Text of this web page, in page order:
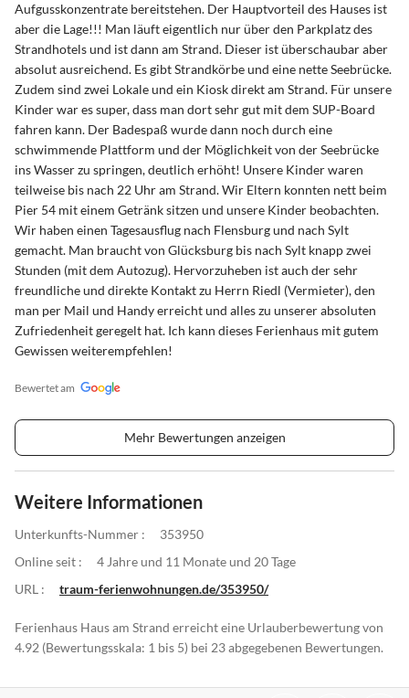
Aufgusskonzentrate bereitstehen. Der Hauptvorteil des Hauses ist
aber die Lage!!! Man läuft eigentlich nur über den Parkplatz des
Strandhotels und ist dann am Strand. Dieser ist überschaubar aber
absolut ausreichend. Es gibt Strandkörbe und eine nette Seebrücke.
Zudem sind zwei Lokale und ein Kiosk direkt am Strand. Für unsere
Kinder war es super, dass man dort sehr gut mit dem SUP-Board
fahren kann. Der Badespaß wurde dann noch durch eine
schwimmende Plattform und der Möglichkeit von der Seebrücke
ins Wasser zu springen, deutlich erhöht! Unsere Kinder waren
teilweise bis nach 22 Uhr am Strand. Wir Eltern konnten nett beim
Pier 54 mit einem Getränk sitzen und unsere Kinder beobachten.
Wir haben einen Tagesausflug nach Flensburg und nach Sylt
gemacht. Man braucht von Glücksburg bis nach Sylt knapp zwei
Stunden (mit dem Autozug). Hervorzuheben ist auch der sehr
freundliche und direkte Kontakt zu Herrn Riedl (Vermieter), den
man per Mail und Handy erreicht und alles zu unserer absoluten
Zufriedenheit geregelt hat. Ich kann dieses Ferienhaus mit gutem
Gewissen weiterempfehlen!
Bewertet am
Mehr Bewertungen anzeigen
Weitere Informationen
Unterkunfts-Nummer :
353950
Online seit :
4 Jahre und 11 Monate und 20 Tage
URL :
traum-ferienwohnungen.de/353950/
Ferienhaus Haus am Strand erreicht eine Urlauberbewertung von
4.92 (Bewertungsskala: 1 bis 5) bei 23 abgegebenen Bewertungen.